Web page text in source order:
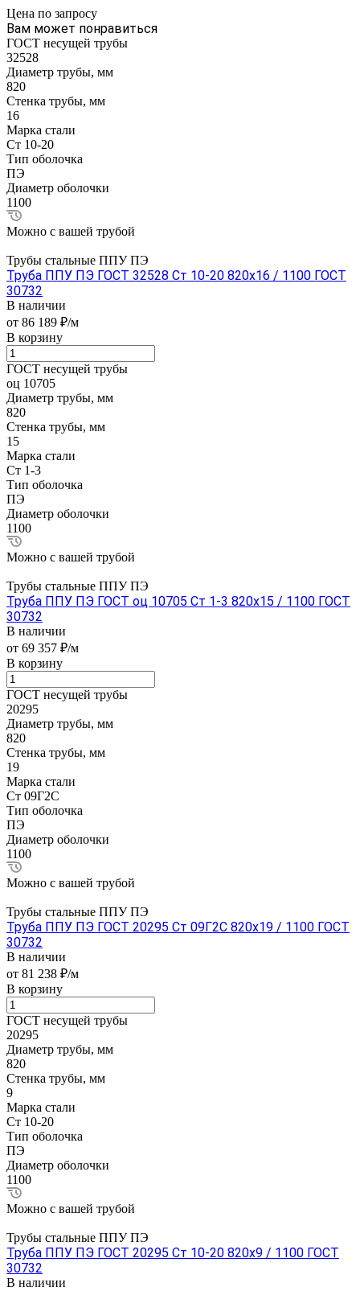
Цена по запросу
Вам может понравиться
ГОСТ несущей трубы
32528
Диаметр трубы, мм
820
Стенка трубы, мм
16
Марка стали
Ст 10-20
Тип оболочка
ПЭ
Диаметр оболочки
1100
Можно с вашей трубой
Трубы стальные ППУ ПЭ
Труба ППУ ПЭ ГОСТ 32528 Ст 10-20 820x16 / 1100 ГОСТ
30732
В наличии
от 86 189 ₽/м
В корзину
ГОСТ несущей трубы
оц 10705
Диаметр трубы, мм
820
Стенка трубы, мм
15
Марка стали
Ст 1-3
Тип оболочка
ПЭ
Диаметр оболочки
1100
Можно с вашей трубой
Трубы стальные ППУ ПЭ
Труба ППУ ПЭ ГОСТ оц 10705 Ст 1-3 820x15 / 1100 ГОСТ
30732
В наличии
от 69 357 ₽/м
В корзину
ГОСТ несущей трубы
20295
Диаметр трубы, мм
820
Стенка трубы, мм
19
Марка стали
Ст 09Г2С
Тип оболочка
ПЭ
Диаметр оболочки
1100
Можно с вашей трубой
Трубы стальные ППУ ПЭ
Труба ППУ ПЭ ГОСТ 20295 Ст 09Г2С 820x19 / 1100 ГОСТ
30732
В наличии
от 81 238 ₽/м
В корзину
ГОСТ несущей трубы
20295
Диаметр трубы, мм
820
Стенка трубы, мм
9
Марка стали
Ст 10-20
Тип оболочка
ПЭ
Диаметр оболочки
1100
Можно с вашей трубой
Трубы стальные ППУ ПЭ
Труба ППУ ПЭ ГОСТ 20295 Ст 10-20 820x9 / 1100 ГОСТ
30732
В наличии